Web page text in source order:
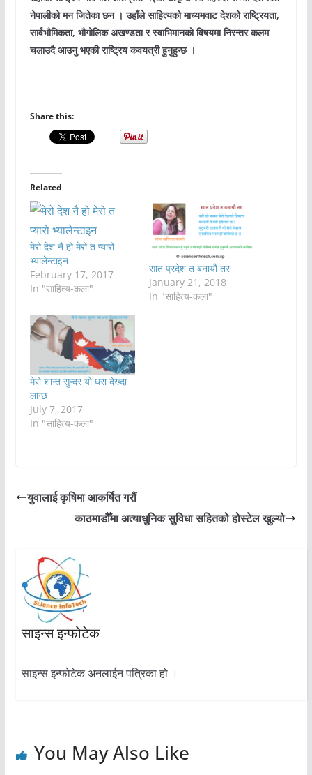
नेपालीको मन जितेका छन । उहाँले साहित्यको माध्यमवाट देशको राष्ट्रियता,
सार्वभौमिकता, भौगोलिक अखण्डता र स्वाभिमानको विषयमा निरन्तर कलम
चलाउदै आउनु भएकी राष्ट्रिय कवयत्री हुनुहुन्छ ।
Share this:
Related
मेरो देश नै हो मेरो त प्यारो
भ्यालेन्टाइन
February 17, 2017
In "साहित्य-कला"
सात प्रदेश त बनायौ तर
January 21, 2018
In "साहित्य-कला"
मेरो शान्त सुन्दर यो धरा देख्दा
लाग्छ
July 7, 2017
In "साहित्य-कला"
युवालाई कृषिमा आकर्षित गरौं
काठमाडौँमा अत्याधुनिक सुविधा सहितको होस्टेल खुल्यो
साइन्स इन्फोटेक
साइन्स इन्फोटेक अनलाईन पत्रिका हो ।
You May Also Like